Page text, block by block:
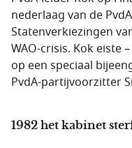
nederlaag van de
Statenverkiezingen
WAO-crisis. Kok eiste
op een speciaal
PvdA-partijvoorzitter
1982 het kabinet